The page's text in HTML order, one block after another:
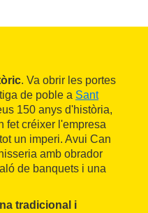
. Va obrir les portes
de poble a Sant
150 anys d'història,
fet créixer l'empresa
un imperi. Avui Can
amb obrador
de banquets i una
tradicional i